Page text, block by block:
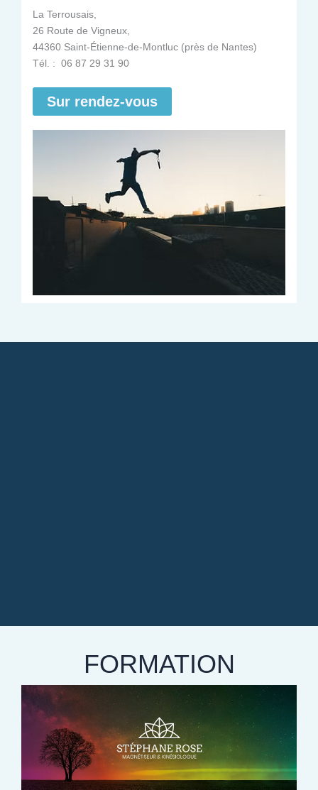
La Terrousais,
26 Route de Vigneux,
44360 Saint-Étienne-de-Montluc (près de Nantes)
Tél. : 06 87 29 31 90
Sur rendez-vous
FORMATION